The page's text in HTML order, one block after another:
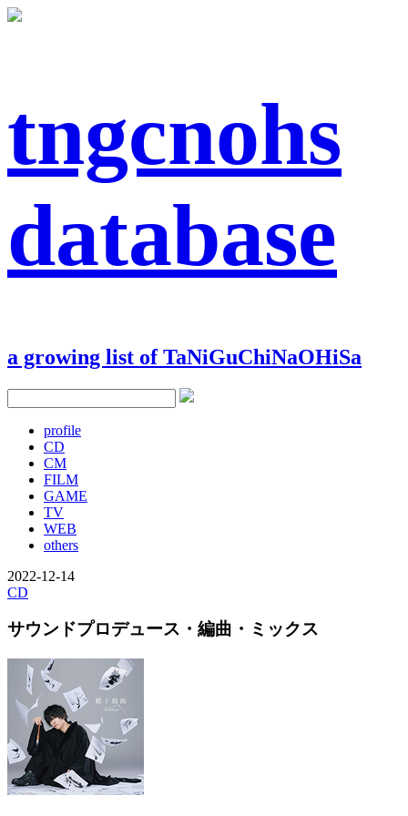
tngcnohs
database
a growing list of TaNiGuChiNaOHiSa
profile
CD
CM
FILM
GAME
TV
WEB
others
2022-12-14
CD
サウンドプロデュース・編曲・ミックス